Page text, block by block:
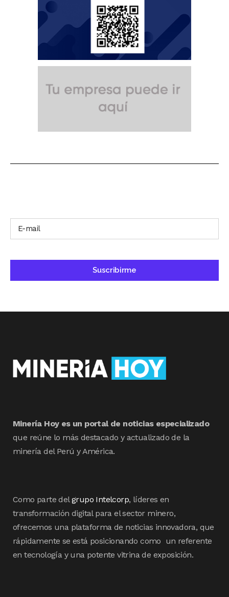
Minería Hoy es un portal de noticias especializado
que reúne lo más destacado y actualizado de la
minería del Perú y América.
Como parte delgrupo Intelcorp, líderes en
transformación digital para el sector minero,
ofrecemos una plataforma de noticias innovadora, que
rápidamente se está posicionando como un referente
en tecnología y una potente vitrina de exposición.